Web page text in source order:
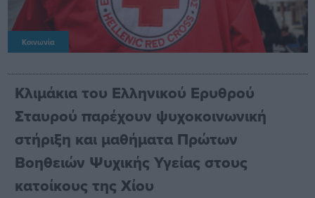
Κοινωνία
Κλιμάκια του Ελληνικού Ερυθρού
Σταυρού παρέχουν ψυχοκοινωνική
στήριξη και μαθήματα Πρώτων
Βοηθειών Ψυχικής Υγείας στους
κατοίκους της Χίου